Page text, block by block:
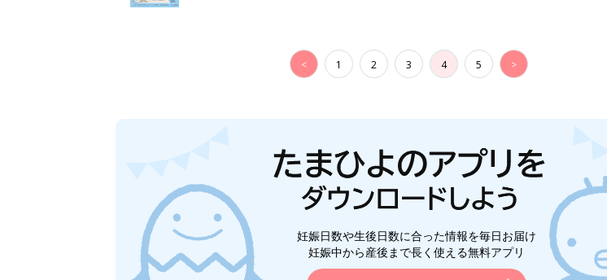
< 1 2 3 4 5 >
妊娠日数や生後日数に合った情報を毎日お届け
妊娠中から産後まで長く使える無料アプリ